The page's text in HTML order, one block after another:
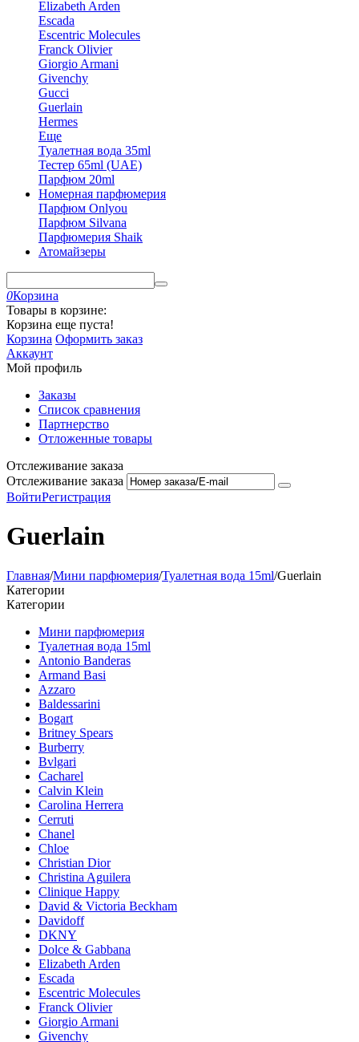
Elizabeth Arden
Escada
Escentric Molecules
Franck Olivier
Giorgio Armani
Givenchy
Gucci
Guerlain
Hermes
Еще
Туалетная вода 35ml
Тестер 65ml (UAE)
Парфюм 20ml
Номерная парфюмерия
Парфюм Onlyou
Парфюм Silvana
Парфюмерия Shaik
Атомайзеры
0Корзина
Товары в корзине:
Корзина еще пуста!
Корзина Оформить заказ
Аккаунт
Мой профиль
Заказы
Список сравнения
Партнерство
Отложенные товары
Отслеживание заказа
Отслеживание заказа
ВойтиРегистрация
Guerlain
Главная/Мини парфюмерия/Туалетная вода 15ml/Guerlain
Категории
Категории
Мини парфюмерия
Туалетная вода 15ml
Antonio Banderas
Armand Basi
Azzaro
Baldessarini
Bogart
Britney Spears
Burberry
Bvlgari
Cacharel
Calvin Klein
Carolina Herrera
Cerruti
Chanel
Chloe
Christian Dior
Christina Aguilera
Clinique Happy
David & Victoria Beckham
Davidoff
DKNY
Dolce & Gabbana
Elizabeth Arden
Escada
Escentric Molecules
Franck Olivier
Giorgio Armani
Givenchy